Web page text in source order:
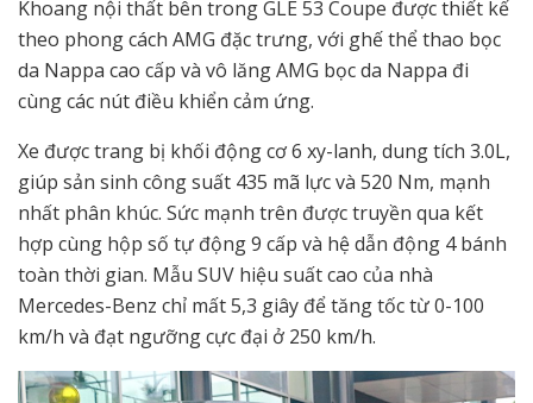
Khoang nội thất bên trong GLE 53 Coupe được thiết kế
theo phong cách AMG đặc trưng, với ghế thể thao bọc
da Nappa cao cấp và vô lăng AMG bọc da Nappa đi
cùng các nút điều khiển cảm ứng.
Xe được trang bị khối động cơ 6 xy-lanh, dung tích 3.0L,
giúp sản sinh công suất 435 mã lực và 520 Nm, mạnh
nhất phân khúc. Sức mạnh trên được truyền qua kết
hợp cùng hộp số tự động 9 cấp và hệ dẫn động 4 bánh
toàn thời gian. Mẫu SUV hiệu suất cao của nhà
Mercedes-Benz chỉ mất 5,3 giây để tăng tốc từ 0-100
km/h và đạt ngưỡng cực đại ở 250 km/h.